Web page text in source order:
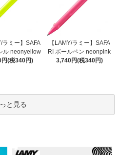
ラミー】SAFA
ル neonyellow
円(税340円)
【LAMY/ラミー】SAFA
RI ボールペン neonpink
3,740円(税340円)
と見る